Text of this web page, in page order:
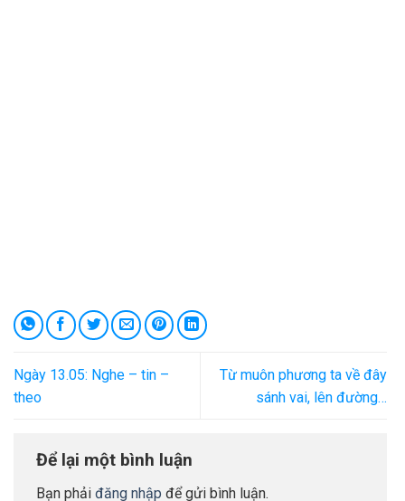
Ngày 13.05: Nghe – tin –
theo
Từ muôn phương ta về đây
sánh vai, lên đường…
Để lại một bình luận
Bạn phải đăng nhập để gửi bình luận.